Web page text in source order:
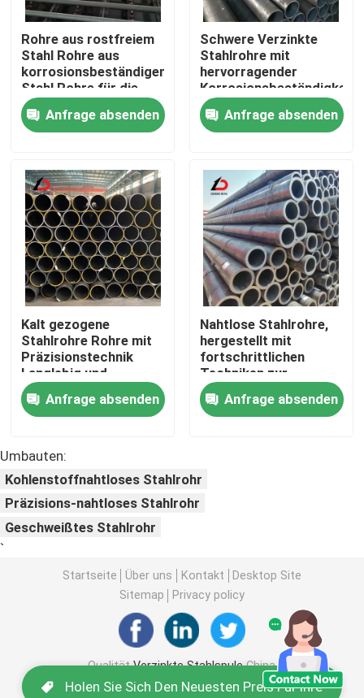
Über uns
Werksbesichtigung
Qualitätskontrolle
Neuigkeiten
Rechtssachen
Bitte um ein Angebot
Verzinkte Stahlspule
PPGI-Stahlspule
Edelstahl-Spulen-Vorrat
Strahl des Kohlenstoffstahl-H
Stahlblechstapel
Verstärkte Stahlstange
Kohlenstoffstahl-Winkelstange
Rohre aus rostfreiem
Stahl Rohre aus
korrosionsbeständigem
Stahl Rohre für die
chemische
Verarbeitung und
industrielle Anlagen
Anfrage absenden
Schwere Verzinkte
Stahlrohre mit
hervorragender
Korrosionsbeständigkeit
und mechanischer
Festigkeit für
Industrieprojekte
Anfrage absenden
Kalt gezogene
Stahlrohre Rohre mit
Präzisionstechnik
Langlebig und
korrosionsbeständig
geeignet für
mechanische
Anfrage absenden
Nahtlose Stahlrohre,
hergestellt mit
fortschrittlichen
Techniken zur
Gewährleistung von
Langlebigkeit und
Zuverlässigkeit in
Anfrage absenden
Umbauten:
Kohlenstoffnahtloses Stahlrohr
Präzisions-nahtloses Stahlrohr
Geschweißtes Stahlrohr
Holen Sie Sich Den Neuesten Preis Für Ihre
`
Startseite Über uns Kontakt
Desktop Site
Sitemap
Privacy policy
QualitätVerzinkte StahlspuleChina
Fabrik.Copyright © 2026 SHANDONG